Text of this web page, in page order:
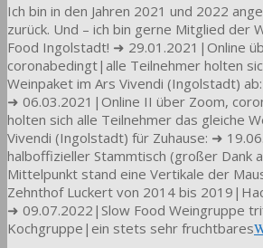
Ich bin in den Jahren 2021 und 2022
zurück. Und – ich bin gerne Mitglied der
Food Ingolstadt! ➜ 29.01.2021|Online
coronabedingt|alle Teilnehmer holten
Weinpaket im Ars Vivendi (Ingolstadt) ab:
➜ 06.03.2021|Online II über Zoom,
holten sich alle Teilnehmer das gleiche
Vivendi (Ingolstadt) für Zuhause: ➜
halboffizieller Stammtisch (großer Dank
Mittelpunkt stand eine Vertikale der
Zehnthof Luckert von 2014 bis
➜ 09.07.2022|Slow Food Weingruppe
Kochgruppe|ein stets sehr fruchtbares